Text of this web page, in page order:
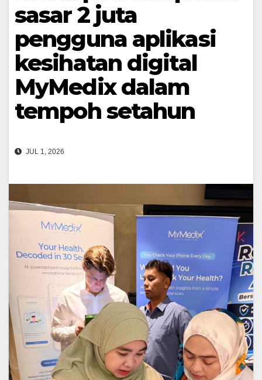
sasar 2 juta
pengguna aplikasi
kesihatan digital
MyMedix dalam
tempoh setahun
JUL 1, 2026